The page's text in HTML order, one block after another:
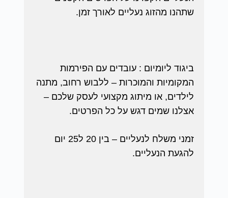
שתהנו מהזוג נעליים לאורך זמן.
ביגוד ליומיום : עובדים עם הפירמות
המקומיות והמוכרות – ללבוש רחוב, מתנה
לילדים, או מיתוג מקצועי לעסק שלכם –
אצלנו שמים דגש על כל הפרטים.
זמני משלח לנעליים – בין 20 ל25 יום
להגעת הנעליים.